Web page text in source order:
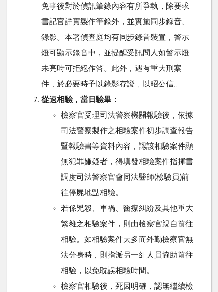
免事後對於偵訊筆錄內容有所爭執，除要求
書記官詳實製作筆錄外，並實施同步錄音、
錄影。本署偵查庭均有同步錄音裝置，警示
燈可顯示錄音中，並提醒受訊問人如警示燈
未亮時可拒絕作答。此外，遇有重大刑案
件，於必要時予以錄影存證，以昭公信。
從速相驗，當日驗畢：
檢察官受理司法警察機關報驗後，依據
司法警察製作之相驗案件初步調查報告
暨報驗書等資料內容，認該相驗案件顯
無犯罪嫌疑者，得填發相驗案件指揮書
調度司法警察官會同法醫師(檢驗員)前
往停屍地點相驗。
若係兇殺、車禍、醫療糾紛及其他重大
繁雜之相驗案件，則由檢察官親自前往
相驗。如相驗案件太多而外勤檢察官無
法分身時，則指派另一組人員協助前往
相驗，以免耽誤相驗時間。
檢察官相驗後，死因明確，認無繼續檢